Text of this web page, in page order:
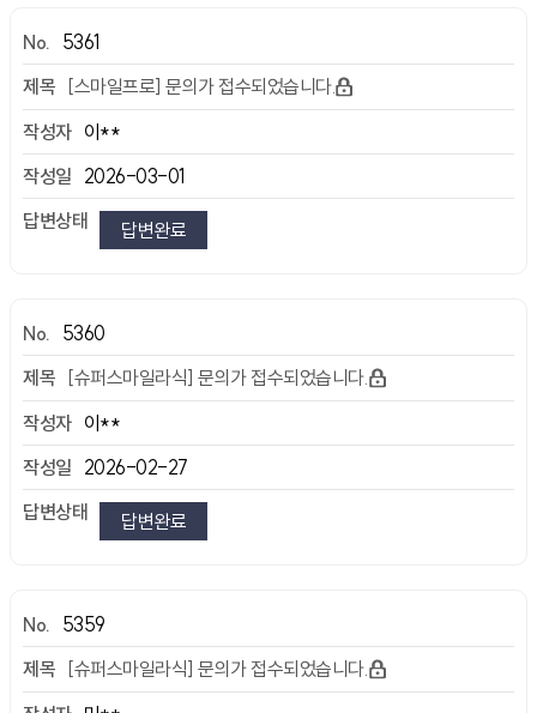
5361
[스마일프로] 문의가 접수되었습니다.
이**
2026-03-01
답변완료
5360
[슈퍼스마일라식] 문의가 접수되었습니다.
이**
2026-02-27
답변완료
5359
[슈퍼스마일라식] 문의가 접수되었습니다.